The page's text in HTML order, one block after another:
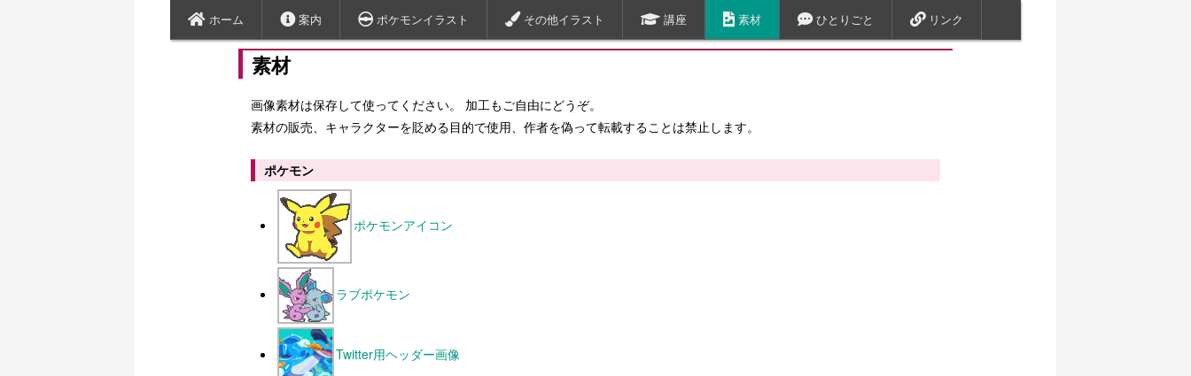
ホーム 案内 ポケモンイラスト その他イラスト 講座 素材 ひとりごと リンク
素材
画像素材は保存して使ってください。 加工もご自由にどうぞ。
素材の販売、キャラクターを貶める目的で使用、作者を偽って転載することは禁止します。
ポケモン
ポケモンアイコン
ラブポケモン
Twitter用ヘッダー画像